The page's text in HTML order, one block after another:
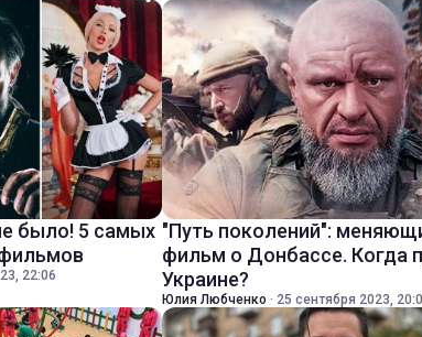
было! 5 самых
22:06
"Путь поколений":
фильм о Донбассе. Когда
Украине?
Юлия Любченко · 25 сентября 2023,